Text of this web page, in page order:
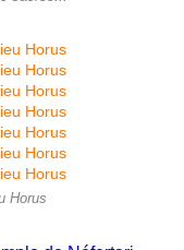
Horus